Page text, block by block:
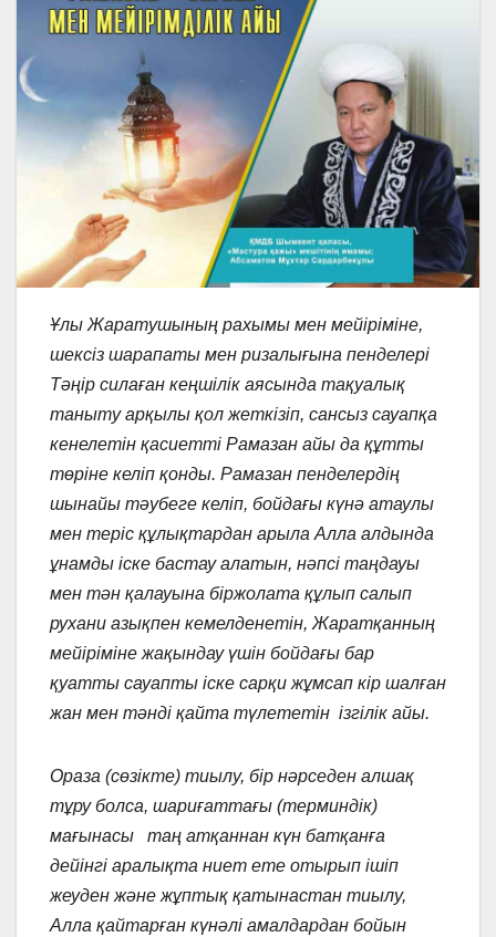
Ұлы Жаратушының рахымы мен мейіріміне,
шексіз шарапаты мен ризалығына пенделері
Тәңір силаған кеңшілік аясында тақуалық
таныту арқылы қол жеткізіп, сансыз сауапқа
кенелетін қасиетті Рамазан айы да құтты
төріне келіп қонды. Рамазан пенделердің
шынайы тәубеге келіп, бойдағы күнә атаулы
мен теріс құлықтардан арыла Алла алдында
ұнамды іске бастау алатын, нәпсі таңдауы
мен тән қалауына біржолата құлып салып
рухани азықпен кемелденетін, Жаратқанның
мейіріміне жақындау үшін бойдағы бар
қуатты сауапты іске сарқи жұмсап кір шалған
жан мен тәнді қайта түлететін ізгілік айы.
Ораза (сөзікте) тиылу, бір нәрседен алшақ
тұру болса, шариғаттағы (терминдік)
мағынасы таң атқаннан күн батқанға
дейінгі аралықта ниет ете отырып ішіп
жеуден және жұптық қатынастан тиылу,
Алла қайтарған күнәлі амалдардан бойын